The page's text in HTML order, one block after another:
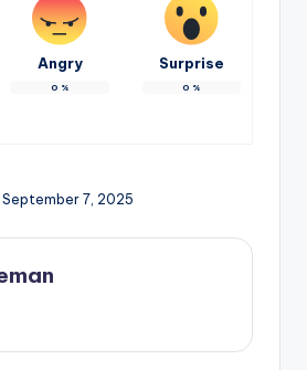
Angry
0 %
Surprise
0 %
7, 2025